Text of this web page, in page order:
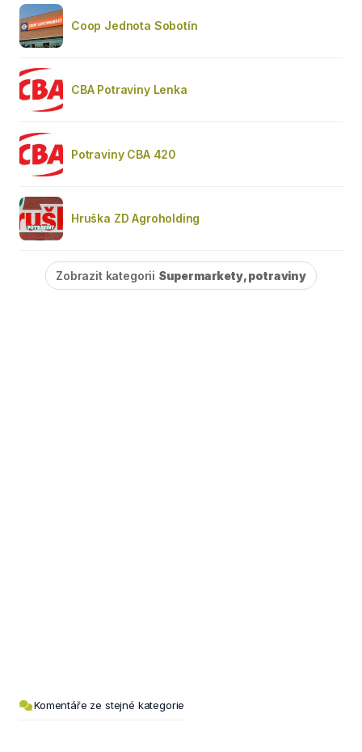
Coop Jednota Sobotín
CBA Potraviny Lenka
Potraviny CBA 420
Hruška ZD Agroholding
Zobrazit kategorii Supermarkety, potraviny
Komentáře ze stejné kategorie